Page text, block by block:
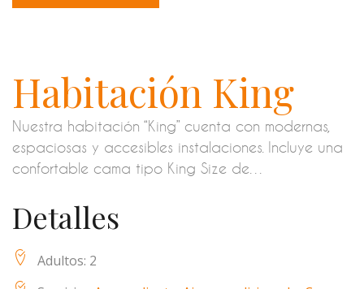
Habitación King
Nuestra habitación “King” cuenta con modernas,
espaciosas y accesibles instalaciones. Incluye una
confortable cama tipo King Size de…
Detalles
Adultos: 2